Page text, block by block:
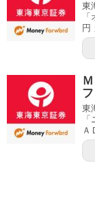
東
円
東
Ａ